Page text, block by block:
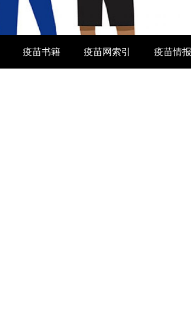
疫苗书籍 疫苗网索引 疫苗情